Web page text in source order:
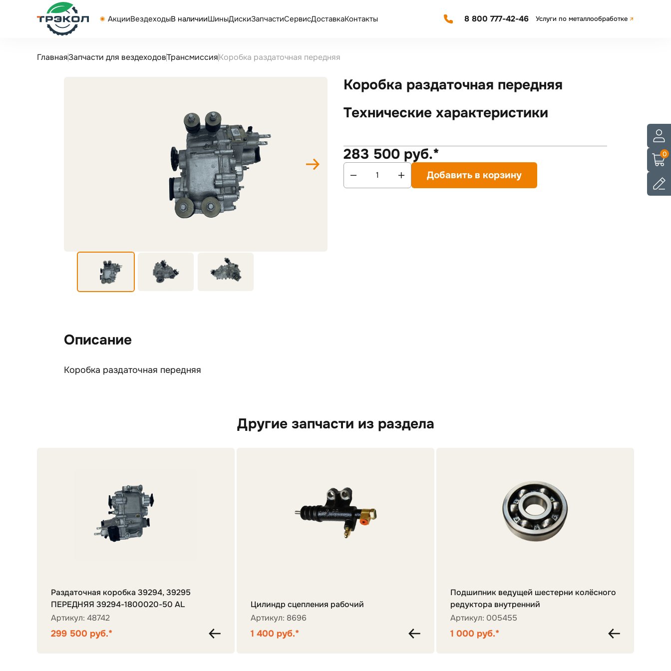
АкцииВездеходыВ наличииШиныДискиЗапчастиСервисДоставкаКонтакты 8 800 777-42-46 Услуги по металлообработке
0
ГлавнаяЗапчасти для вездеходовТрансмиссияКоробка раздаточная передняя
Коробка раздаточная передняя
Технические характеристики
283 500 руб.*
Добавить в корзину
Описание
Коробка раздаточная передняя
Другие запчасти из раздела
Раздаточная коробка 39294, 39295
ПЕРЕДНЯЯ 39294-1800020-50 AL
Артикул: 48742
299 500 руб.*
Цилиндр сцепления рабочий
Артикул: 8696
1 400 руб.*
Подшипник ведущей шестерни колёсного
редуктора внутренний
Артикул: 005455
1 000 руб.*